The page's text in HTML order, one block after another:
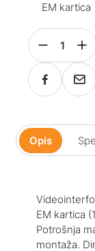
EM kartica
Opis
EM kartica
Potrošnja
montaža.